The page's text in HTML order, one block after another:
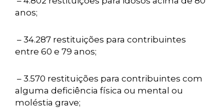
anos;
– 34.287 restituições para contribuintes
entre 60 e 79 anos;
– 3.570 restituições para contribuintes com
alguma deficiência física ou mental ou
moléstia grave;